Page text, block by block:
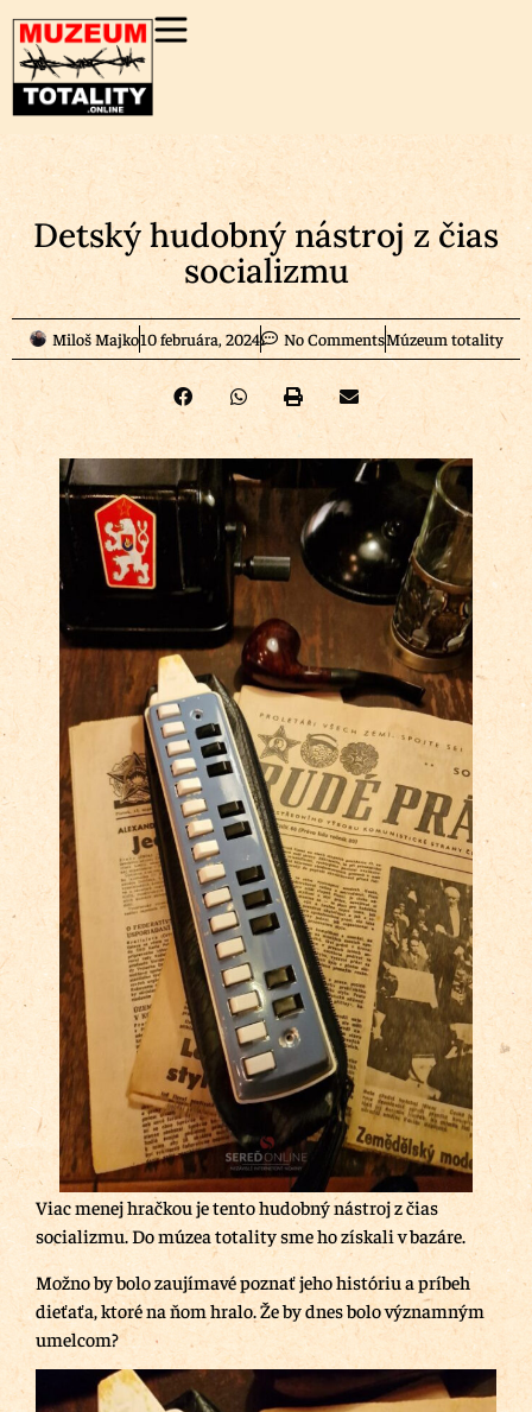
Detský hudobný nástroj z čias
socializmu
Miloš Majko10 februára, 2024 No CommentsMúzeum totality
Viac menej hračkou je tento hudobný nástroj z čias
socializmu. Do múzea totality sme ho získali v bazáre.
Možno by bolo zaujímavé poznať jeho históriu a príbeh
dieťaťa, ktoré na ňom hralo. Že by dnes bolo významným
umelcom?